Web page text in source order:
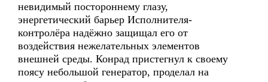
невидимый постороннему глазу,
энергетический барьер Исполнителя-
контролёра надёжно защищал его от
воздействия нежелательных элементов
внешней среды. Конрад пристегнул к своему
поясу небольшой генератор, проделал на